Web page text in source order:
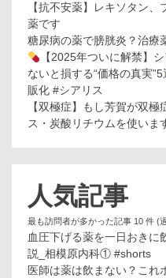
【抗不安薬】レキソタン
薬です
糖尿病の薬で膀胱炎？治療
【2025年ついに解禁】
ないと損する“価格の真実”5
販化 #シアリス
【双極症】もし芳賀が双
ス・炭酸リチウムを使いま
人気記事
最も訪問者が多かった記事 10 件 (
血圧下げる薬を一日おきに
説_相模原内科① #shorts
医師は薬は飲まない？これ